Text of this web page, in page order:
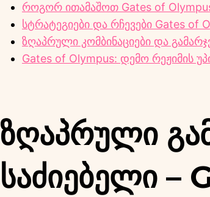
როგორ ითამაშოთ Gates of
სტრატეგიები და რჩევები Gates of
ზღაპრული კომბინაციები და
Gates of Olympus: დემო რეჟიმის
Ზღაპრული
Საძიებელი –